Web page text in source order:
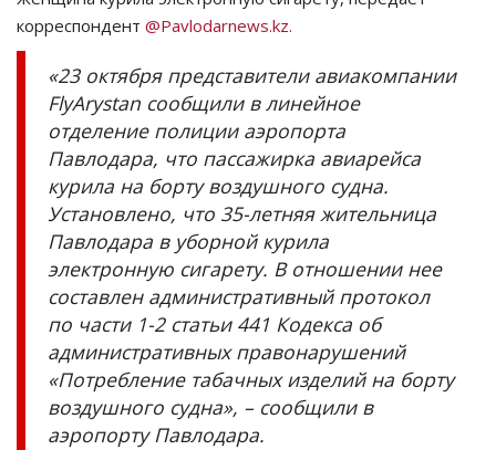
OFFICIAL
Курултай
Язык
Қазақша Русский
корреспондент @Pavlodarnews.kz.
«23 октября представители авиакомпании
FlyArystan сообщили в линейное
отделение полиции аэропорта
Павлодара, что пассажирка авиарейса
курила на борту воздушного судна.
Установлено, что 35-летняя жительница
Павлодара в уборной курила
электронную сигарету. В отношении нее
составлен административный протокол
по части 1-2 статьи 441 Кодекса об
административных правонарушений
«Потребление табачных изделий на борту
воздушного судна», – сообщили в
аэропорту Павлодара.